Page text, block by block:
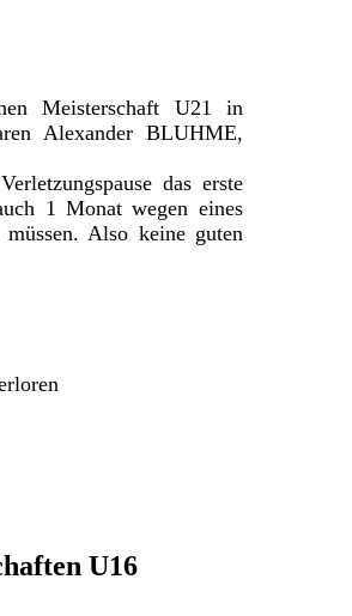
Meisterschaft U21 in
Alexander BLUHME,
das erste
1 Monat wegen eines
müssen. Also keine guten
U16